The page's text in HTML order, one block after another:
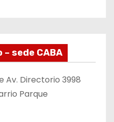
sede CABA
Av. Directorio 3998
Parque